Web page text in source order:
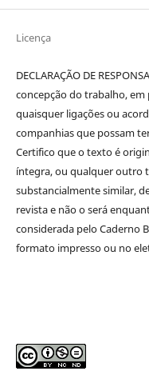
Licença
DECLARAÇÃO DE
concepção do trabalho,
quaisquer ligações ou
companhias que possam
Certifico que o texto é
íntegra, ou qualquer outro
substancialmente similar,
revista e não o será
considerada pelo Caderno
formato impresso ou no